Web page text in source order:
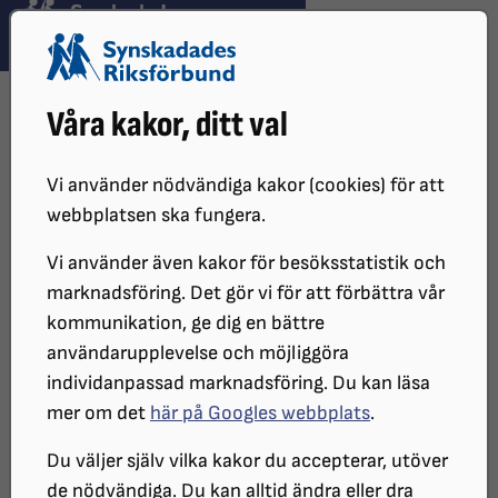
Våra kakor, ditt val
Vi använder nödvändiga kakor (cookies) för att
webbplatsen ska fungera.
Vi använder även kakor för besöksstatistik och
marknadsföring. Det gör vi för att förbättra vår
kommunikation, ge dig en bättre
användarupplevelse och möjliggöra
individanpassad marknadsföring. Du kan läsa
mer om det här på Googles webbplats.
Du väljer själv vilka kakor du accepterar, utöver
de nödvändiga. Du kan alltid ändra eller dra
Hoppa till innehåll
Hoppa till hitta snabbt
DISTRIKT, LOKAL- OCH
DISTRIKT
SRF SKÅNE
STIFTELSE OCH FONDER I SKÅNE
INTYG OCH
UPPGIFTER
INTYG OCH UPPGIFTER FÖR
PERSONER SOM FYLLT 18 ÅR
Intyg på din synförmåga